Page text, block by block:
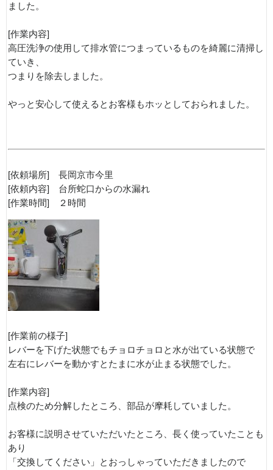
ました。
[作業内容]
高圧洗浄の使用して排水管につまっているものを綺麗に清掃し
ていき、
つまりを除去しました。
やっと安心して使えるとお客様もホッとしておられました。
[依頼場所] 長岡京市今里
[依頼内容] 台所蛇口からの水漏れ
[作業時間] ２時間
[作業前の様子]
レバーを下げた状態でもチョロチョロと水が出ている状態で
左右にレバーを動かすとたまに水が止まる状態でした。
[作業内容]
点検のため分解したところ、部品が摩耗していました。
お客様に説明させていただいたところ、長く使っていたことも
あり
「交換してください」とおっしゃっていただきましたので